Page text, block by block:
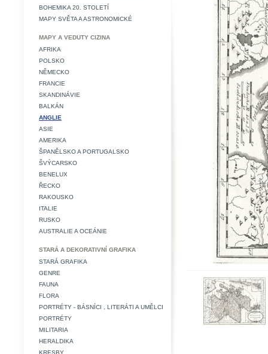
BOHEMIKA 20. STOLETÍ
MAPY SVĚTA A ASTRONOMICKÉ
MAPY A VEDUTY CIZINA
AFRIKA
POLSKO
NĚMECKO
FRANCIE
SKANDINÁVIE
BALKÁN
ANGLIE
ASIE
AMERIKA
ŠPANĚLSKO A PORTUGALSKO
ŠVÝCARSKO
BENELUX
ŘECKO
RAKOUSKO
ITALIE
RUSKO
AUSTRALIE A OCEÁNIE
STARÁ A DEKORATIVNÍ GRAFIKA
STARÁ GRAFIKA
GENRE
FAUNA
FLORA
PORTRÉTY - BÁSNÍCI , LITERÁTI A UMĚLCI
PORTRÉTY
MILITARIA
HERALDIKA
KRESBY